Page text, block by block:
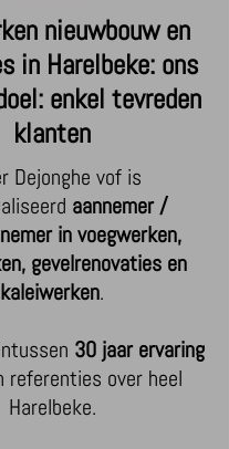
nieuwbouw en
in Harelbeke: ons
enkel tevreden
klanten
Dejonghe vof is
aannemer /
in voegwerken,
gevelrenovaties en
kaleiwerken.
30 jaar ervaring
referenties over heel
Harelbeke.